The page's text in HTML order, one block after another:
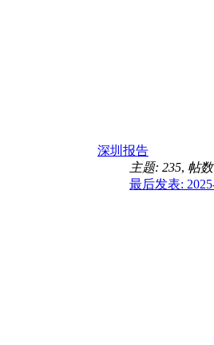
深圳报告
主题: 235, 帖
最后发表: